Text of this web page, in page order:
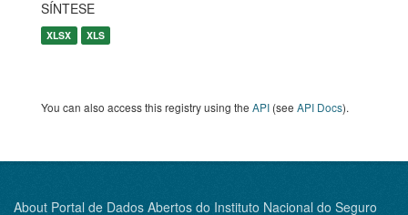
SÍNTESE
XLSX XLS
You can also access this registry using the API (see API Docs).
About Portal de Dados Abertos do Instituto Nacional do Seguro